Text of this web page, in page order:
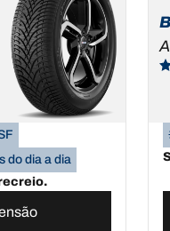
do dia a dia